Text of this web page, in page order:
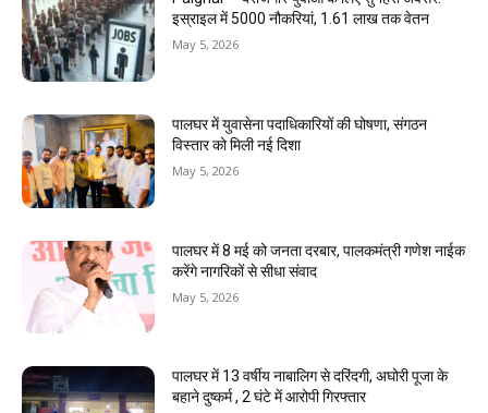
इस्राइल में 5000 नौकरियां, ₹1.61 लाख तक वेतन
May 5, 2026
पालघर में युवासेना पदाधिकारियों की घोषणा, संगठन
विस्तार को मिली नई दिशा
May 5, 2026
पालघर में 8 मई को जनता दरबार, पालकमंत्री गणेश नाईक
करेंगे नागरिकों से सीधा संवाद
May 5, 2026
पालघर में 13 वर्षीय नाबालिग से दरिंदगी, अघोरी पूजा के
बहाने दुष्कर्म , 2 घंटे में आरोपी गिरफ्तार